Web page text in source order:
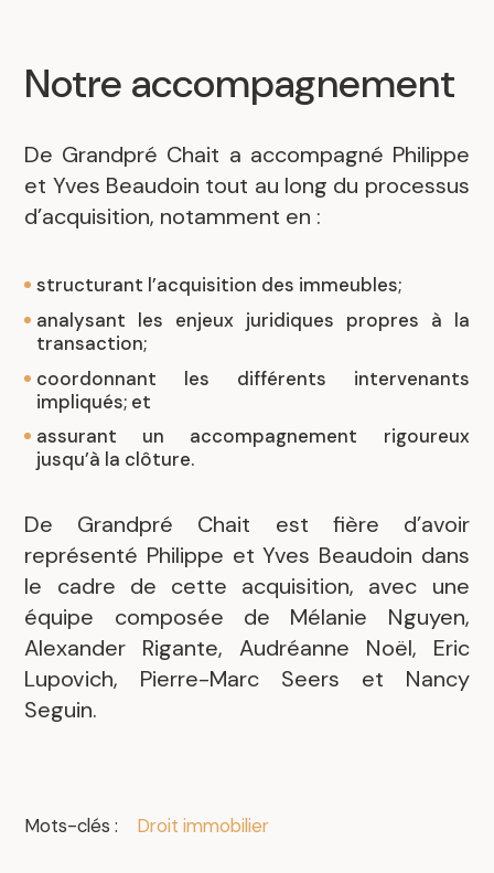
Notre accompagnement
De Grandpré Chait a accompagné Philippe
et Yves Beaudoin tout au long du processus
d’acquisition, notamment en :
structurant l’acquisition des immeubles;
analysant les enjeux juridiques propres à la
transaction;
coordonnant les différents intervenants
impliqués; et
assurant un accompagnement rigoureux
jusqu’à la clôture.
De Grandpré Chait est fière d’avoir
représenté Philippe et Yves Beaudoin dans
le cadre de cette acquisition, avec une
équipe composée de Mélanie Nguyen,
Alexander Rigante, Audréanne Noël, Eric
Lupovich, Pierre-Marc Seers et Nancy
Seguin.
Mots-clés : Droit immobilier